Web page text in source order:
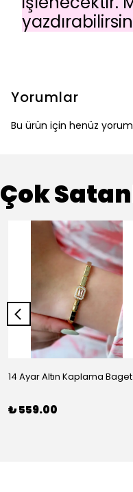
Yorumlar
Bu ürün için henüz yorum
Çok
₺ 559.00